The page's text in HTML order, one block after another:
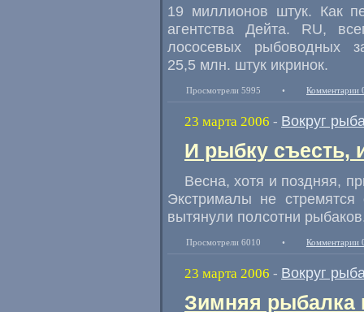
19 миллионов штук. Как
агентства Дейта. RU,
лососевых рыбоводных
25,5 млн. штук икринок.
Просмотрели 5995 • Комментарии
23 марта 2006 - Вокруг
И рыбку съесть,
Весна, хотя и поздняя,
Экстрималы не
вытянули полсотни
Просмотрели 6010 • Комментарии
23 марта 2006 - Вокруг
Зимняя рыбалка